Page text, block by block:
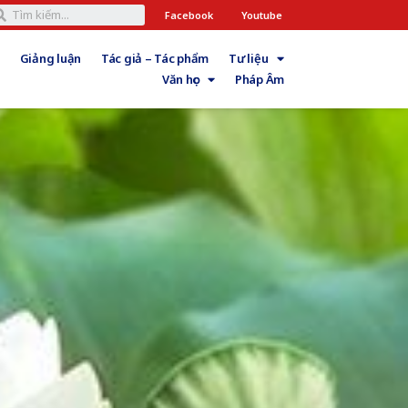
Facebook Youtube
Giảng luận Tác giả – Tác phẩm
Tư liệu
Văn học
Pháp Âm